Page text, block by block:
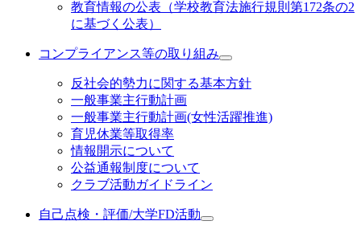
教育情報の公表（学校教育法施行規則第172条の2
に基づく公表）
コンプライアンス等の取り組み
反社会的勢力に関する基本方針
一般事業主行動計画
一般事業主行動計画(女性活躍推進)
育児休業等取得率
情報開示について
公益通報制度について
クラブ活動ガイドライン
自己点検・評価/大学FD活動